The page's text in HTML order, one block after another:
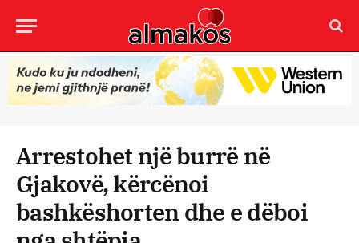
Arrestohet një burrë në
Gjakovë, kërcënoi
bashkëshorten dhe e dëboi